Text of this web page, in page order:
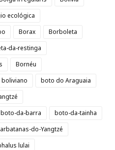
ecológica
Borax
Borboleta
da-restinga
Bornéu
boto do Araguaia
boto-da-barra
boto-da-tainha
do-Yangtzé
lulai